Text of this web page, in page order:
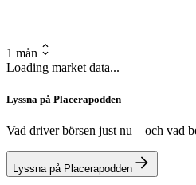
1 mån
Loading market data...
Lyssna på Placerapodden
Vad driver börsen just nu – och vad
Lyssna på Placerapodden